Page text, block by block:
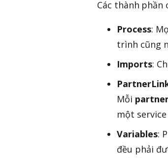
Các thành phần
Process:
trình cũng
Imports:
Mỗi
một
Variables:
đều phải